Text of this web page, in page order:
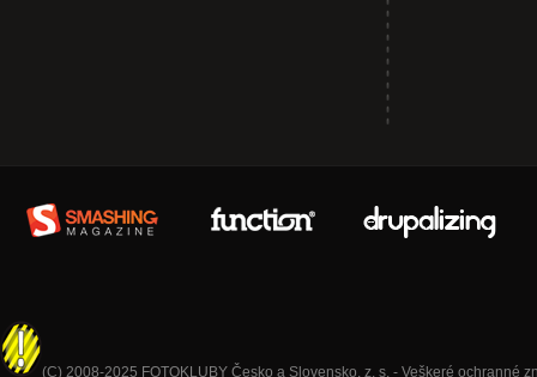
(C) 2008-2025 FOTOKLUBY Česko a Slovensko, z. s. - Veškeré ochranné